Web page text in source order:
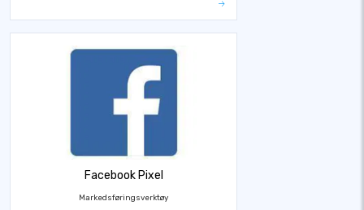
Facebook Pixel
Markedsføringsverktøy